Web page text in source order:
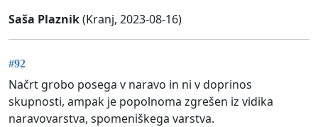
Saša Plaznik(Kranj, 2023-08-16)
#92
Načrt grobo posega v naravo in ni v doprinos
skupnosti, ampak je popolnoma zgrešen iz vidika
naravovarstva, spomeniškega varstva.